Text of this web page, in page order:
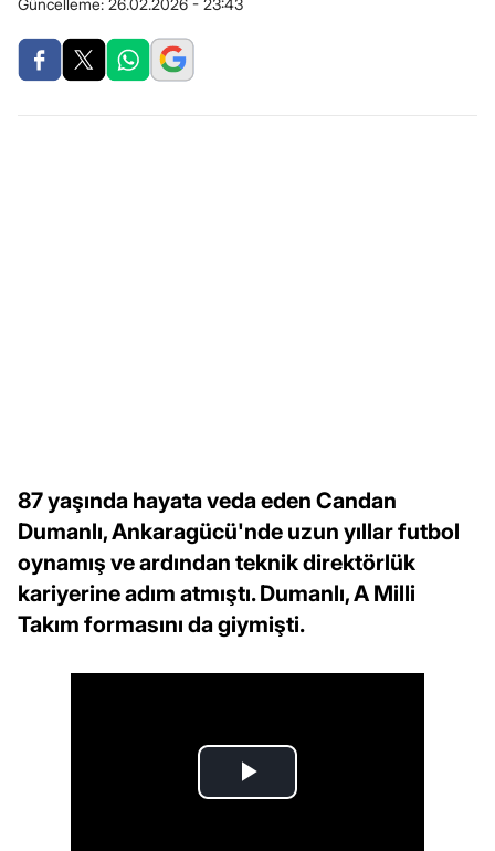
Güncelleme: 26.02.2026 - 23:43
87 yaşında hayata veda eden Candan
Dumanlı, Ankaragücü'nde uzun yıllar futbol
oynamış ve ardından teknik direktörlük
kariyerine adım atmıştı. Dumanlı, A Milli
Takım formasını da giymişti.